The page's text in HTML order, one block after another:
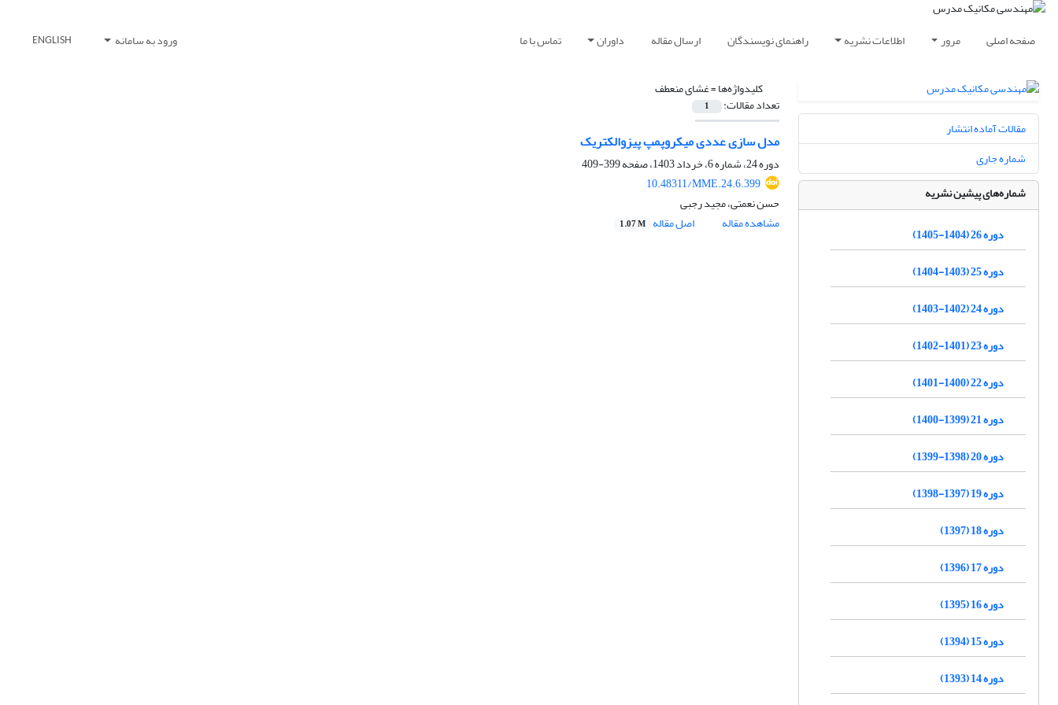
صفحه اصلی مرور اطلاعات نشریه راهنمای نویسندگان ارسال مقاله داوران تماس با ما ورود به سامانه ENGLISH
کلیدواژه‌ها =غشای منعطف
تعداد مقالات: 1
مدل سازی عددی میکروپمپ پیزوالکتریک
دوره 24، شماره 6، خرداد 1403، صفحه
399-409
10.48311/MME.24.6.399
حسن نعمتی، مجید رجبی
مشاهده مقاله
اصل مقاله 1.07 M
مقالات آماده انتشار
شماره جاری
شماره‌های پیشین نشریه
دوره 26 (1404-1405)
دوره 25 (1403-1404)
دوره 24 (1402-1403)
دوره 23 (1401-1402)
دوره 22 (1400-1401)
دوره 21 (1399-1400)
دوره 20 (1398-1399)
دوره 19 (1397-1398)
دوره 18 (1397)
دوره 17 (1396)
دوره 16 (1395)
دوره 15 (1394)
دوره 14 (1393)